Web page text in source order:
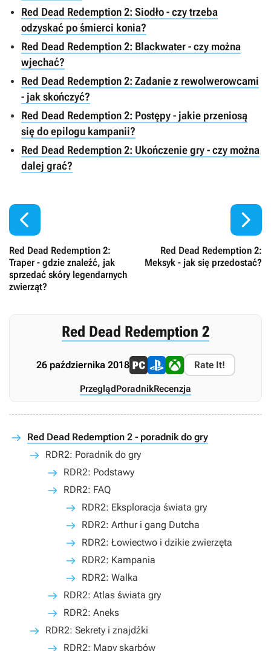
Red Dead Redemption 2: Siodło - czy trzeba
odzyskać po śmierci konia?
Red Dead Redemption 2: Blackwater - czy można
wjechać?
Red Dead Redemption 2: Zadanie z rewolwerowcami
- jak skończyć?
Red Dead Redemption 2: Postępy - jakie przeniosą
się do epilogu kampanii?
Red Dead Redemption 2: Ukończenie gry - czy można
dalej grać?

Red Dead Redemption 2:
Traper - gdzie znaleźć, jak
sprzedać skóry legendarnych
zwierząt?
Red Dead Redemption 2:
Meksyk - jak się przedostać?

Red Dead Redemption 2
26 października 2018 Rate It!
PrzeglądPoradnikRecenzja
Red Dead Redemption 2 - poradnik do gry
RDR2: Poradnik do gry
RDR2: Podstawy
RDR2: FAQ
RDR2: Eksploracja świata gry
RDR2: Arthur i gang Dutcha
RDR2: Łowiectwo i dzikie zwierzęta
RDR2: Kampania
RDR2: Walka
RDR2: Atlas świata gry
RDR2: Aneks
RDR2: Sekrety i znajdźki
RDR2: Mapy skarbów